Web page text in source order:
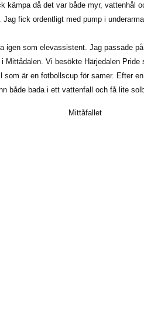
kämpa då det var både myr, vattenhål
fick ordentligt med pump i
igen som elevassistent. Jag passade
Mittådalen. Vi besökte Härjedalen
som är en fotbollscup för samer. Efter
både bada i ett vattenfall och få lite